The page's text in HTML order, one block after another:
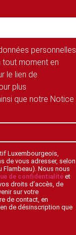
personnelles
tout moment en
le lien de
plus
que notre Notice
Luxembourgeois,
de vous adresser, selon
Flambeau). Nous nous
de confidentialité et
droits d’accès, de
sur votre
de contact, en
de désinscription que